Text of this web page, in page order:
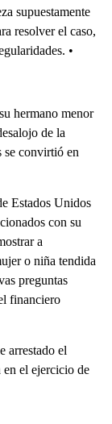
supuestamente
resolver el caso,
•
hermano menor
de la
se convirtió en
Estados Unidos
con su
a
o niña tendida
preguntas
financiero
arrestado el
en el ejercicio de